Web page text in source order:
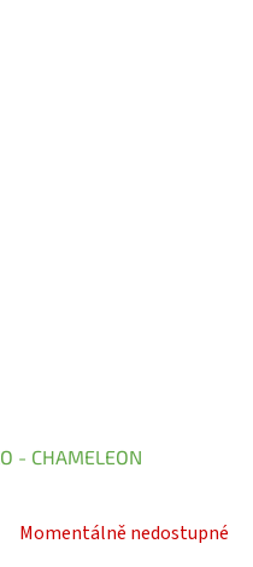
- CHAMELEON
Momentálně nedostupné